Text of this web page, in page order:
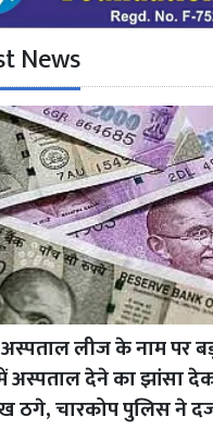
News
लीज के नाम पर
अस्पताल देने का झांसा
ठगे, चारकोप पुलिस ने